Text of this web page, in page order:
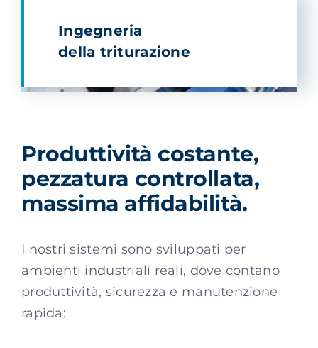
Produttività costante,
pezzatura controllata,
massima affidabilità.
I nostri sistemi sono sviluppati per
ambienti industriali reali, dove contano
produttività, sicurezza e manutenzione
rapida:
Ingegneria
della triturazione